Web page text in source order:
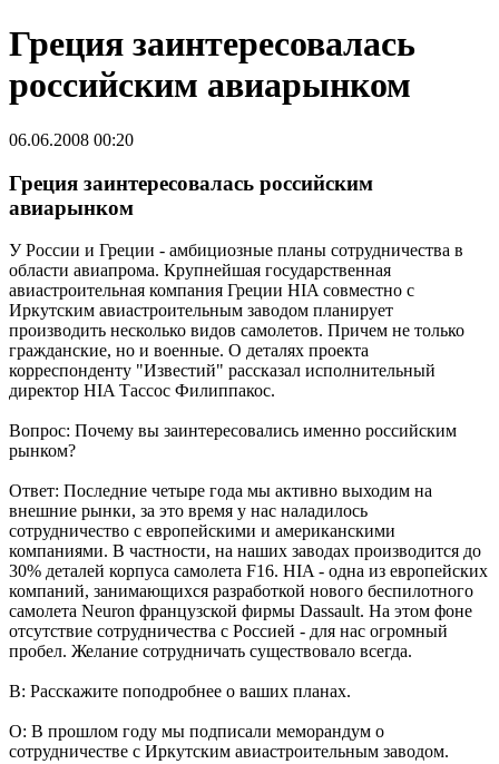
Греция заинтересовалась
российским авиарынком
06.06.2008 00:20
Греция заинтересовалась российским
авиарынком
У России и Греции - амбициозные планы сотрудничества в
области авиапрома. Крупнейшая государственная
авиастроительная компания Греции HIA совместно с
Иркутским авиастроительным заводом планирует
производить несколько видов самолетов. Причем не только
гражданские, но и военные. О деталях проекта
корреспонденту "Известий" рассказал исполнительный
директор HIA Тассос Филиппакос.
Вопрос: Почему вы заинтересовались именно российским
рынком?
Ответ: Последние четыре года мы активно выходим на
внешние рынки, за это время у нас наладилось
сотрудничество с европейскими и американскими
компаниями. В частности, на наших заводах производится до
30% деталей корпуса самолета F16. HIA - одна из европейских
компаний, занимающихся разработкой нового беспилотного
самолета Neuron французской фирмы Dassault. На этом фоне
отсутствие сотрудничества с Россией - для нас огромный
пробел. Желание сотрудничать существовало всегда.
В: Расскажите поподробнее о ваших планах.
О: В прошлом году мы подписали меморандум о
сотрудничестве с Иркутским авиастроительным заводом.